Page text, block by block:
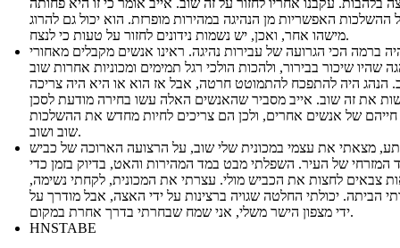
בלהבות. עקבנו אחריו לחזור על זה שוב. אייב אומר כי זו היא פחותה
ההשלכות האפשריות מן הנהיגה במהירות מופרזת. הוא יכול גם להרוג
מישהו אחר, ואכן, יש נשמות נידונים לחזור על טעות כי לנצח.
ברמה הכי הגרועה של עבירות נהיגה. ראינו אנשים מקבלים מאחורי
שהיו שיכור בבירור, ולהכות הולכי רגל תמימים ומכוניות אחרות שוב
הנהג היה להתפכח להתמוטט חרטה, אבל אז הוא או היא היה צריכה
את זה שוב. אייב מסביר שהאנשים האלה עשו בחירה מודעת לסכן
של אנשים אחרים, ולכן הם צריכים לחיות מחדש את ההשלכות
שוב ושוב.
מצאתי את עצמי במכונית שלי שוב, על הרצועה הארוכה של כביש
המזרחי של העיר. השפלתי מבט במד המהירות והאט, בדיוק בזמן כדי
צבאים לחצות את הכביש מולי. עצרתי את המכונית, לקחתי נשימה,
הביתה. יכולתי החלטה שגויה ברצינות על ידי האצה, אבל מודרך על
ידי מצפון הישר משלי, אני שמח שבחרתי בדרך אחרת במקום.
HNSTABE